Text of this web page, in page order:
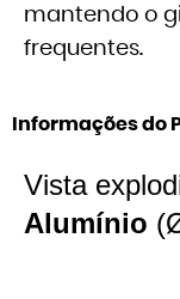
mantendo o
frequentes.
Informações do
Vista
Alumínio